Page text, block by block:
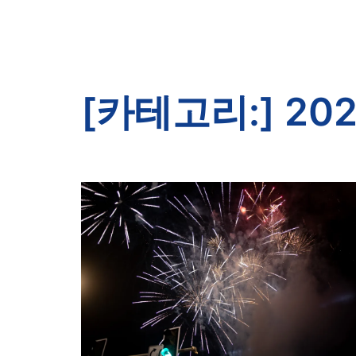
[카테고리:]